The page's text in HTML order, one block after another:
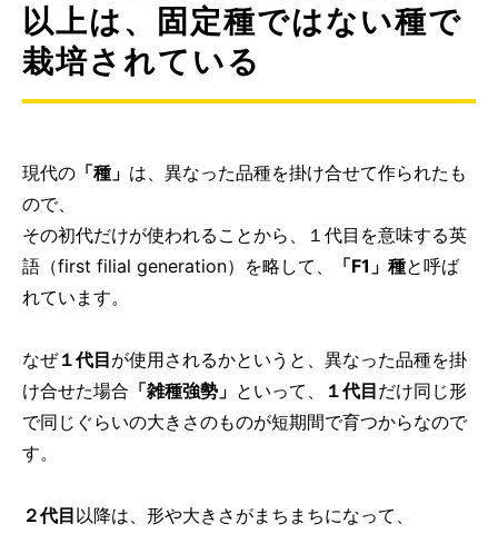
以上は、固定種ではない種で
栽培されている
現代の 「種」 は、異なった品種を掛け合せて作られたも
ので、
その初代だけが使われることから、１代目を意味する英
語（first filial generation）を略して、
「F1」種と呼ば
れています。
なぜ１代目が使用されるかというと、異なった品種を掛
け合せた場合 「雑種強勢」 といって、 １代目だけ同じ形
で同じぐらいの大きさのものが短期間で育つからなので
す。
２代目以降は、形や大きさがまちまちになって、